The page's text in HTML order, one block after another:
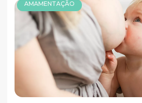
AMAMENTAÇÃO